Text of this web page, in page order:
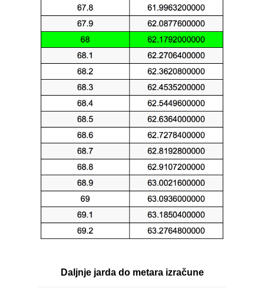
Daljnje jarda do metara izračune